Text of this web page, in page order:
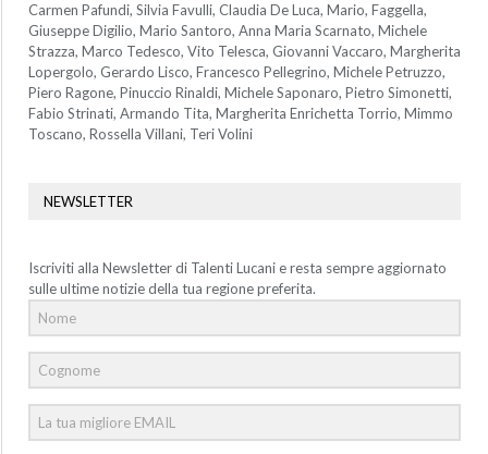
Carmen Pafundi, Silvia Favulli, Claudia De Luca, Mario, Faggella,
Giuseppe Digilio, Mario Santoro, Anna Maria Scarnato, Michele
Strazza, Marco Tedesco, Vito Telesca, Giovanni Vaccaro, Margherita
Lopergolo, Gerardo Lisco, Francesco Pellegrino, Michele Petruzzo,
Piero Ragone, Pinuccio Rinaldi, Michele Saponaro, Pietro Simonetti,
Fabio Strinati, Armando Tita, Margherita Enrichetta Torrio, Mimmo
Toscano, Rossella Villani, Teri Volini
NEWSLETTER
Iscriviti alla Newsletter di Talenti Lucani e resta sempre aggiornato
sulle ultime notizie della tua regione preferita.